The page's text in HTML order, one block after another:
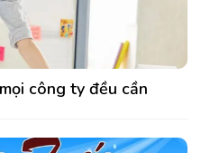
công ty đều cần